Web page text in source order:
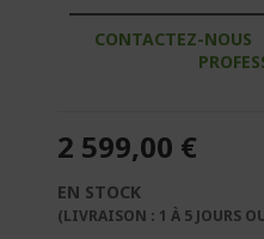
CONTACTEZ-NOUS
2 599,00 €
EN STOCK
(LIVRAISON : 1 À 5 JOURS